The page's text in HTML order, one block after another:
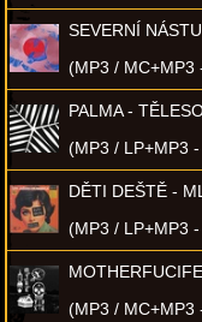
SEVERNÍ
(MP3 / MC+MP3
PALMA -
(MP3 / LP+MP3
DĚTI DEŠTĚ -
(MP3 / LP+MP3
(MP3 / MC+MP3